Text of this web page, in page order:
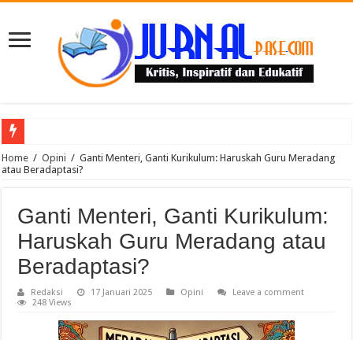
Puluhan Guru Berkumpul di TPN XIII Aceh Utara, Kacabdin Tekankan Cetak
Home / Opini / Ganti Menteri, Ganti Kurikulum: Haruskah Guru Meradang
atau Beradaptasi?
Ganti Menteri, Ganti Kurikulum:
Haruskah Guru Meradang atau
Beradaptasi?
Redaksi 17 Januari 2025 Opini
Leave a comment
248 Views